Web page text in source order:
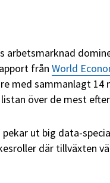
arbetsmarknad
från World
med sammanlagt 14
över de mest
pekar ut big data-
där tillväxten